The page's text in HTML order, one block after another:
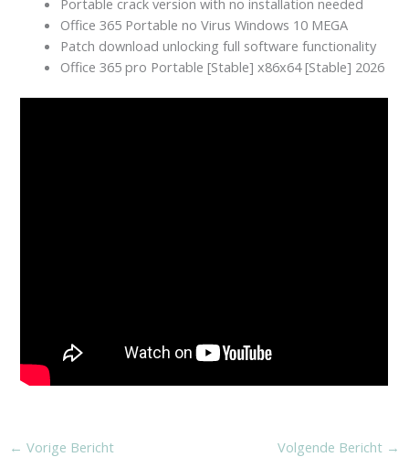
Portable crack version with no installation needed
Office 365 Portable no Virus Windows 10 MEGA
Patch download unlocking full software functionality
Office 365 pro Portable [Stable] x86x64 [Stable] 2026
← Vorige Bericht Volgende Bericht →